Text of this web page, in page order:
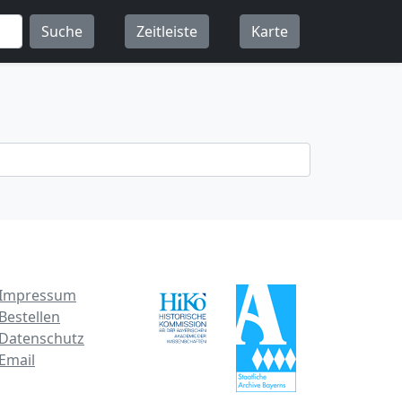
Suche Zeitleiste Karte
Bestellen
Datenschutz
Email